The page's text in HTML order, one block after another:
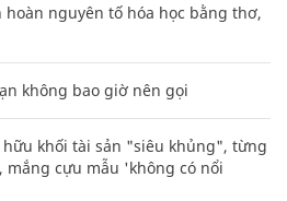
hoàn nguyên tố hóa học bằng thơ,
không bao giờ nên gọi
khối tài sản "siêu khủng", từng
mắng cựu mẫu 'không có nổi